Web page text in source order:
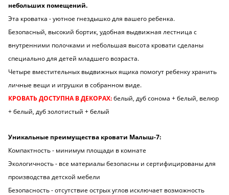
небольших помещений.
Эта кроватка - уютное гнездышко для вашего ребенка.
Безопасный, высокий бортик, удобная выдвижная лестница с
внутренними полочками и небольшая высота кровати сделаны
специально для детей младшего возраста.
Четыре вместительных выдвижных ящика помогут ребенку хранить
личные вещи и игрушки в собранном виде.
КРОВАТЬ ДОСТУПНА В ДЕКОРАХ:белый, дуб сонома + белый, велюр
+ белый, дуб золотистый + белый
Уникальные преимущества кровати Малыш-7:
Компактность - минимум площади в комнате
Экологичность - все материалы безопасны и сертифицированы для
производства детской мебели
Безопасность - отсутствие острых углов исключает возможность